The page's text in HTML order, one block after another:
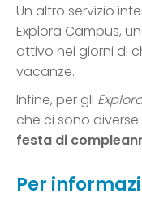
Un altro servizio
Explora Campus,
attivo nei giorni di
vacanze.
Infine, per gli
che ci sono
festa di
Per